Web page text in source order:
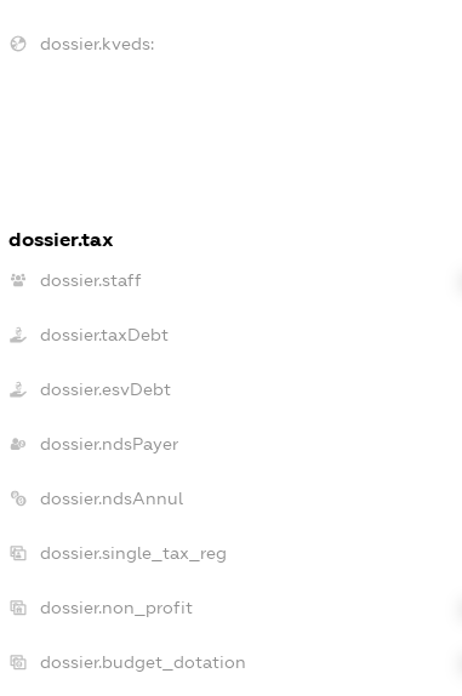
dossier.kveds:
dossier.tax
dossier.staff
dossier.taxDebt
dossier.esvDebt
dossier.ndsPayer
dossier.ndsAnnul
dossier.single_tax_reg
dossier.non_profit
dossier.budget_dotation